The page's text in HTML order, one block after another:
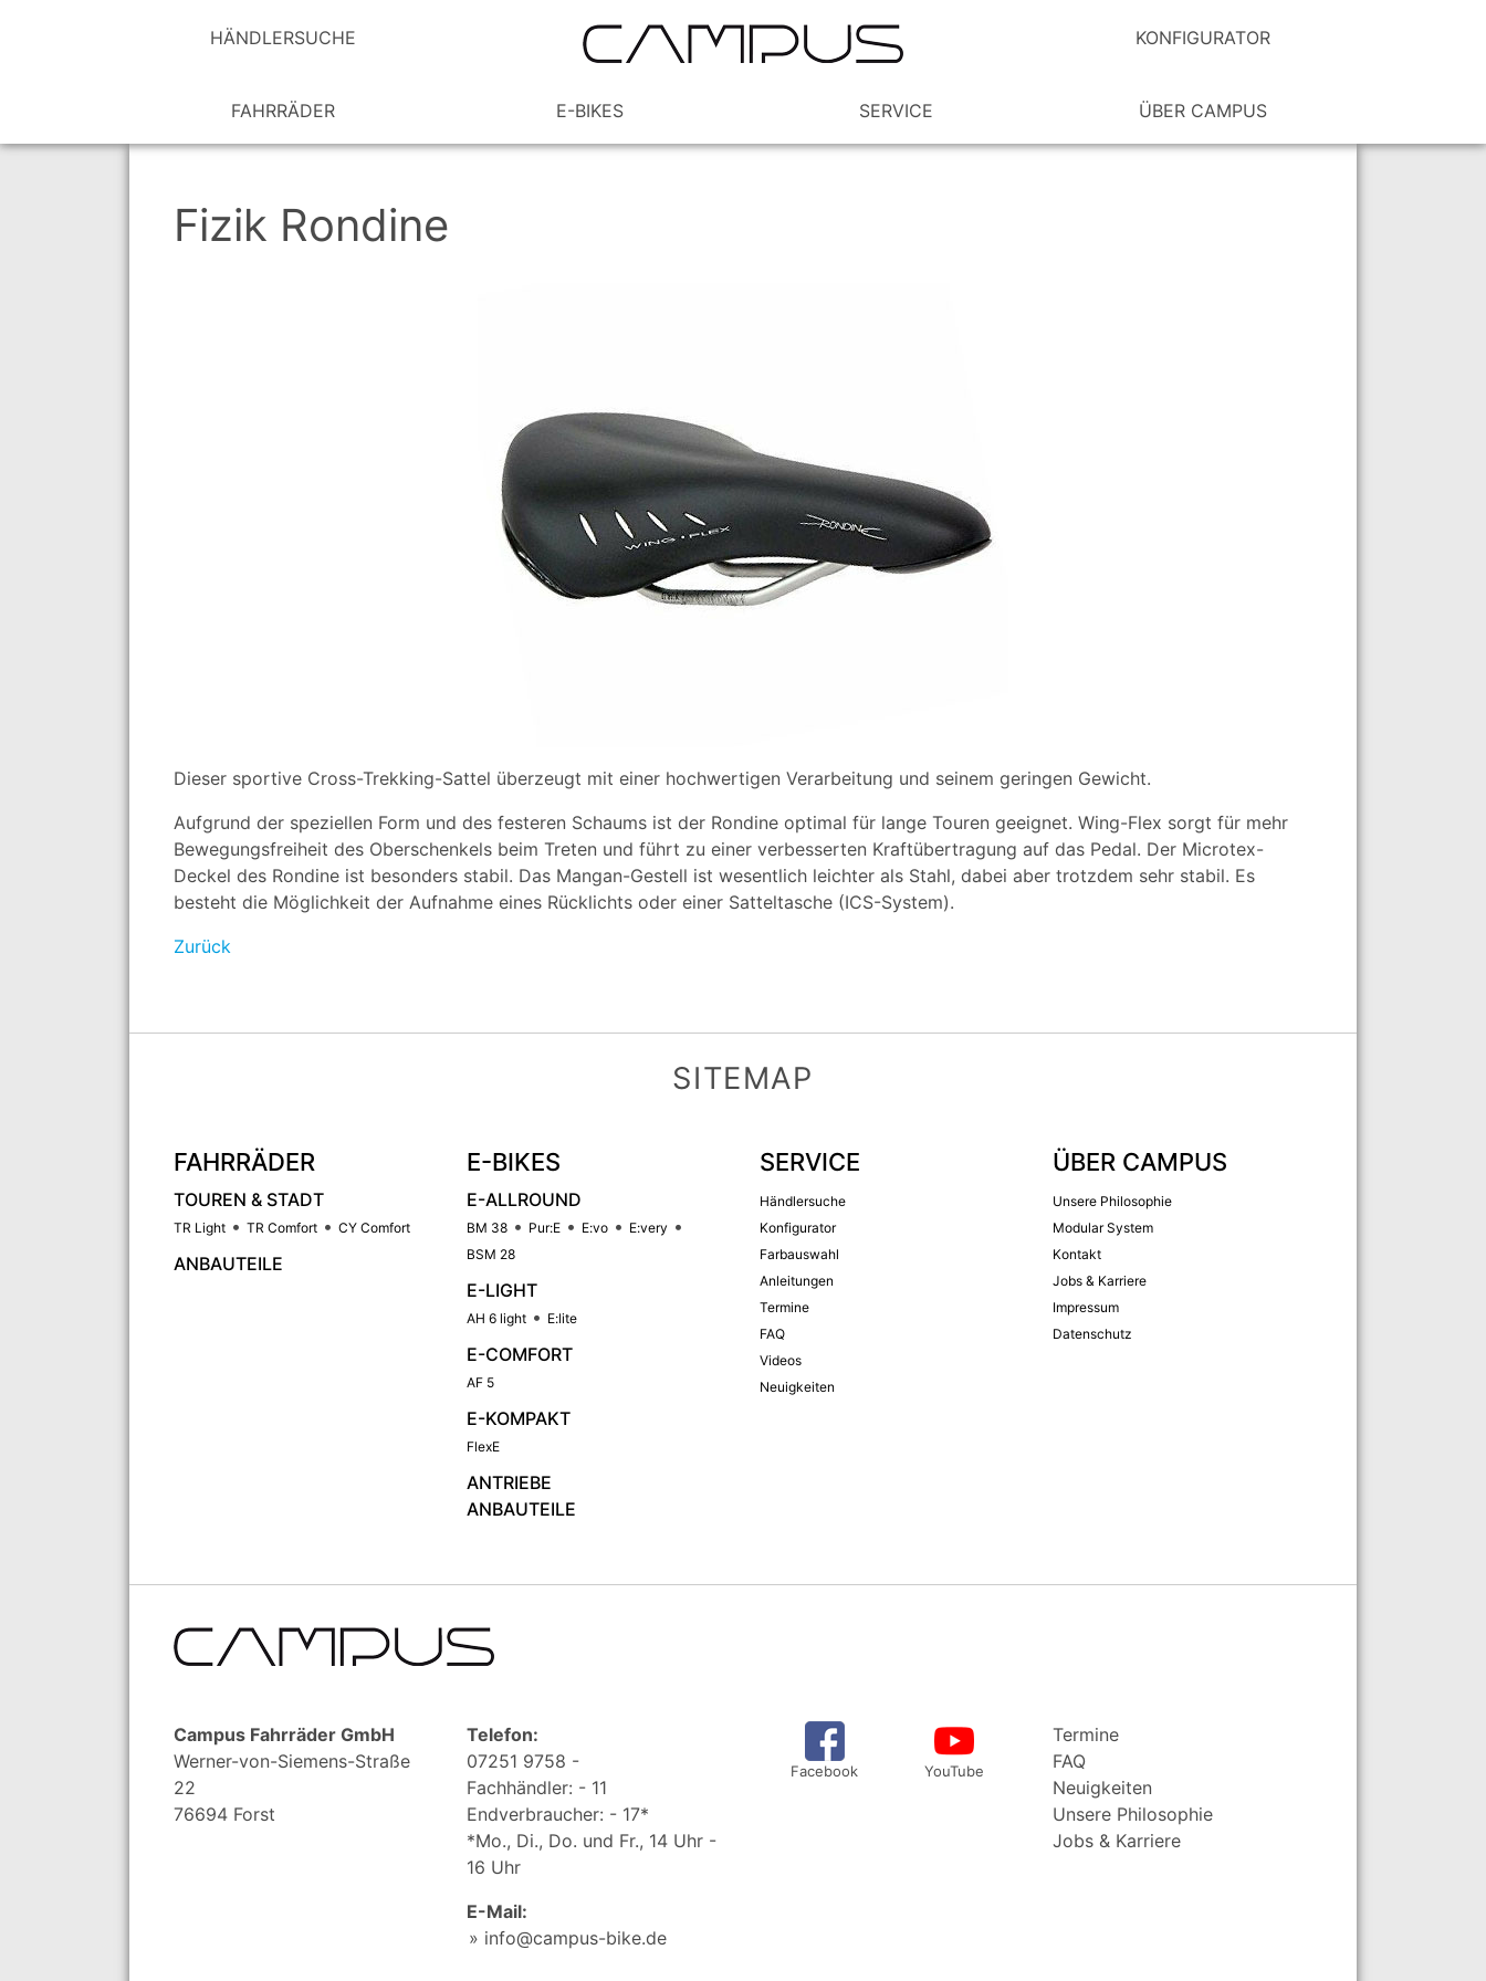
HÄNDLER­SUCHE KONFIGURATOR
FAHRRÄDER E-BIKES SERVICE ÜBER CAMPUS
Fizik Rondine
Dieser sportive Cross-Trekking-Sattel überzeugt mit einer hochwertigen Verarbeitung und seinem geringen Gewicht.
Aufgrund der speziellen Form und des festeren Schaums ist der Rondine optimal für lange Touren geeignet. Wing-Flex sorgt für mehr
Bewegungsfreiheit des Oberschenkels beim Treten und führt zu einer verbesserten Kraftübertragung auf das Pedal. Der Microtex-
Deckel des Rondine ist besonders stabil. Das Mangan-Gestell ist wesentlich leichter als Stahl, dabei aber trotzdem sehr stabil. Es
besteht die Möglichkeit der Aufnahme eines Rücklichts oder einer Satteltasche (ICS-System).
Zurück
SITEMAP
FAHRRÄDER
TOUREN & STADT
TR Light TR Comfort CY Comfort
ANBAUTEILE
E-BIKES
E-ALLROUND
BM 38 Pur:E E:vo
E:very
BSM 28
E-LIGHT
AH 6 light E:lite
E-COMFORT
AF 5
E-KOMPAKT
FlexE
ANTRIEBE
ANBAUTEILE
SERVICE
Händlersuche
Konfigurator
Farbauswahl
Anleitungen
Termine
FAQ
Videos
Neuigkeiten
ÜBER CAMPUS
Unsere Philosophie
Modular System
Kontakt
Jobs & Karriere
Impressum
Datenschutz
Campus Fahrräder GmbH
Werner-von-Siemens-Straße
22
76694 Forst
Telefon:
07251 9758 -
Fachhändler: - 11
Endverbraucher: - 17*
*Mo., Di., Do. und Fr., 14 Uhr -
16 Uhr
E-Mail:
info@campus-bike.de
Facebook YouTube
Termine
FAQ
Neuigkeiten
Unsere Philosophie
Jobs & Karriere